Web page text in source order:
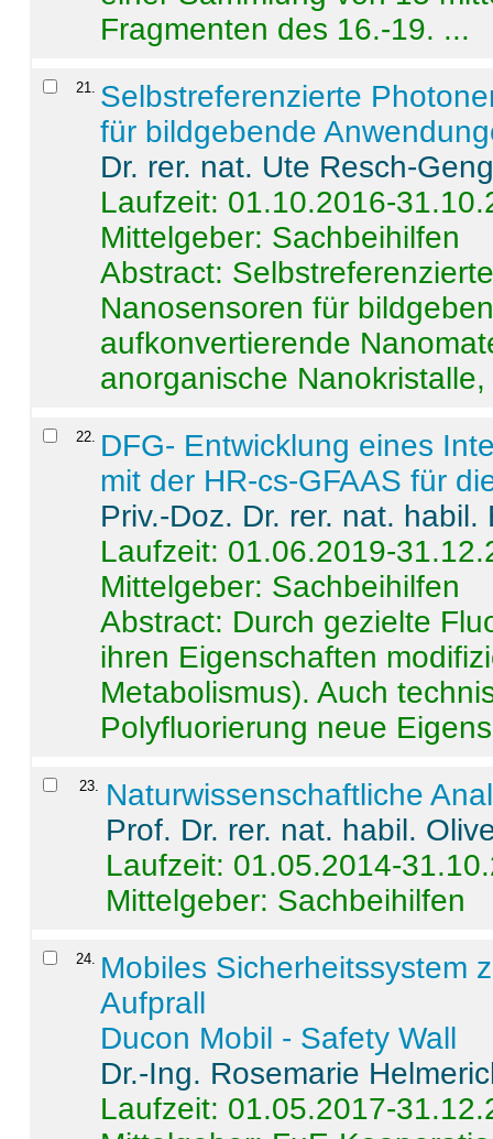
Fragmenten des 16.-19. ...
21
Selbstreferenzierte
für bildgebende
Dr. rer. nat. Ute Resch-
Laufzeit: 01.10.2016-
Mittelgeber: Sachbeihilfen
Abstract:
Nanosensoren für
aufkonvertierende
anorganische
22
DFG- Entwicklung eines
mit der HR-cs-GFAAS für
Priv.-Doz. Dr. rer. nat.
Laufzeit: 01.06.2019-
Mittelgeber: Sachbeihilfen
Abstract: Durch gezielte
ihren Eigenschaften
Metabolismus). Auch
Polyfluorierung neue
23. Naturwissenschaftliche
Prof. Dr. rer. nat. habil.
Laufzeit: 01.05.2014-
Mittelgeber: Sachbeihilfen
24. Mobiles Sicherheitssystem
Aufprall
Ducon Mobil - Safety Wall
Dr.-Ing. Rosemarie
Laufzeit: 01.05.2017-